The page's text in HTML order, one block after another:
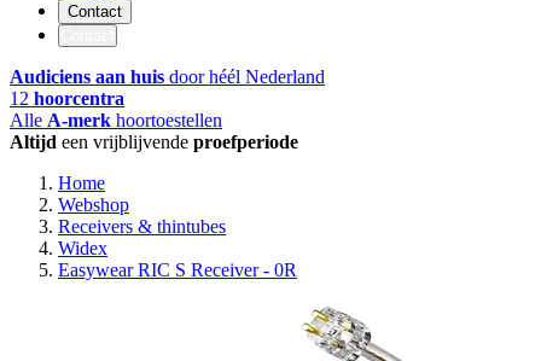
Contact
Audiciens aan huis door héél Nederland
12 hoorcentra
Alle A-merk hoortoestellen
Altijd een vrijblijvende proefperiode
Home
Webshop
Receivers & thintubes
Widex
Easywear RIC S Receiver - 0R